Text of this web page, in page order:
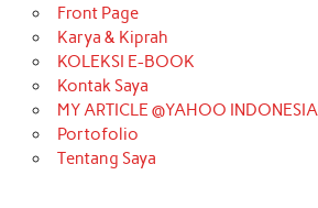
Front Page
Karya & Kiprah
KOLEKSI E-BOOK
Kontak Saya
MY ARTICLE @YAHOO INDONESIA
Portofolio
Tentang Saya